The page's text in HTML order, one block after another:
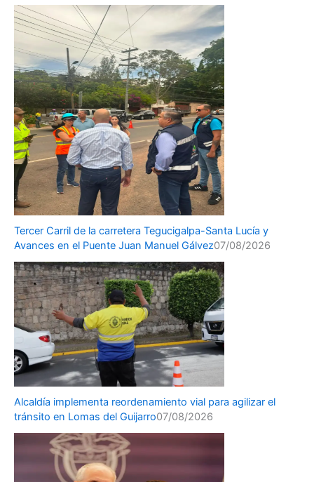
Tercer Carril de la carretera Tegucigalpa-Santa Lucía y
Avances en el Puente Juan Manuel Gálvez07/08/2026
Alcaldía implementa reordenamiento vial para agilizar el
tránsito en Lomas del Guijarro07/08/2026